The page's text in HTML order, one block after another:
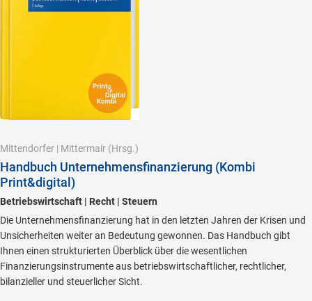
Mittendorfer | Mittermair (Hrsg.)
Handbuch Unternehmensfinanzierung (Kombi
Print&digital)
Betriebswirtschaft | Recht | Steuern
Die Unternehmensfinanzierung hat in den letzten Jahren der Krisen und
Unsicherheiten weiter an Bedeutung gewonnen. Das Handbuch gibt
Ihnen einen strukturierten Überblick über die wesentlichen
Finanzierungsinstrumente aus betriebswirtschaftlicher, rechtlicher,
bilanzieller und steuerlicher Sicht.